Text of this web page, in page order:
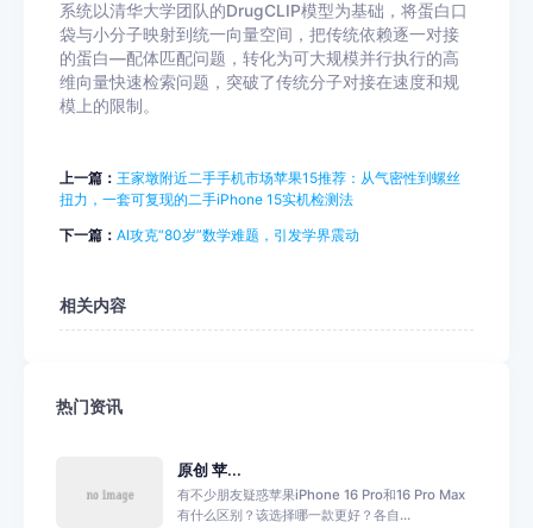
系统以清华大学团队的DrugCLIP模型为基础，将蛋白口
袋与小分子映射到统一向量空间，把传统依赖逐一对接
的蛋白—配体匹配问题，转化为可大规模并行执行的高
维向量快速检索问题，突破了传统分子对接在速度和规
模上的限制。
上一篇： 王家墩附近二手手机市场苹果15推荐：从气密性到螺丝
扭力，一套可复现的二手iPhone 15实机检测法
下一篇： AI攻克“80岁”数学难题，引发学界震动
相关内容
热门资讯
原创 苹...
有不少朋友疑惑苹果iPhone 16 Pro和16 Pro Max
有什么区别？该选择哪一款更好？各自...